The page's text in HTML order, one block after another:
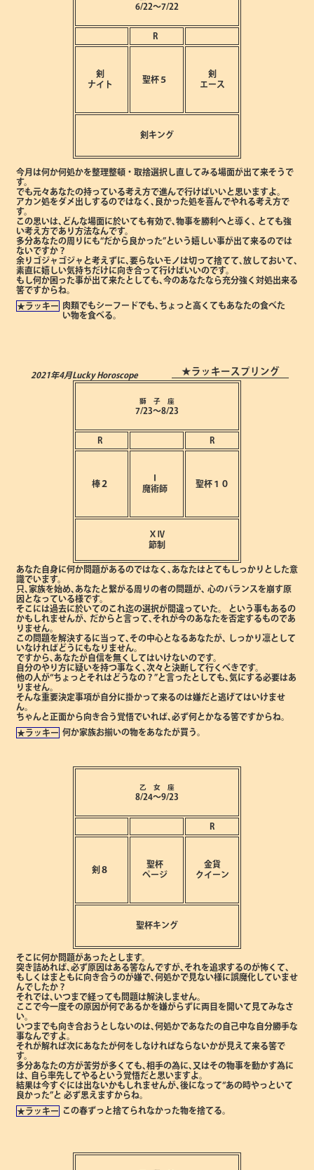
6/22～7/22
R
剣
ナイト
聖杯５
剣
エース
剣キング
今月は何か何処かを整理整頓・取捨選択し直してみる場面が出て来そうで
す。
でも元々あなたの持っている考え方で進んで行けばいいと思いますよ。
アカン処をダメ出しするのではなく､良かった処を喜んでやれる考え方で
す。
この思いは､どんな場面に於いても有効で､物事を勝利へと導く､
とても強
い考え方であり方法なんです。
多分あなたの周りにも“だから良かった”という嬉しい事が出て来るのでは
ないですか？
余りゴジャゴジャと考えずに､要らないモノは切って捨てて､放しておいて､
素直に嬉しい気持ちだけに向き合って行けばいいのです。
もし何か困った事が出て来たとしても､今のあなたなら充分強く対処出来る
筈ですからね。
★ラッキー 肉類でもシーフードでも､ちょっと高くてもあなたの食べた
い物を食べる。
2021年4月Lucky Horoscope ★ラッキースプリング
獅 子 座
7/23～8/23
R R
棒２
魔術師
聖杯１０
ⅩⅣ
節制
あなた自身に何か問題があるのではなく､あなたはとてもしっかりとした意
識でいます。
只､家族を始め､あなたと繋がる周りの者の問題が､ 心のバランスを崩す原
因となっている様です。
そこには過去に於いてのこれ迄の選択が間違っていた。
という事もあるの
かもしれませんが､
だからと言って､それが今のあなたを否定するものであ
りません。
この問題を解決するに当って､その中心となるあなたが､
しっかり凛として
いなければどうにもなりません。
ですから､あなたが自信を無くしてはいけないのです。
自分のやり方に疑いを持つ事なく､次々と決断して行くべきです。
他の人が“ちょっとそれはどうなの？”と言ったとしても､気にする必要はあ
りません。
そんな重要決定事項が自分に掛かって来るのは嫌だと逃げてはいけませ
ん。
ちゃんと正面から向き合う覚悟でいれば､必ず何とかなる筈ですからね。
★ラッキー 何か家族お揃いの物をあなたが買う。
乙 女 座
8/24～9/23
R
剣８
聖杯
ページ
金貨
クイーン
聖杯キング
そこに何か問題があったとします。
突き詰めれば､必ず原因はある筈なんですが､それを追求するのが怖くて､
もしくはまともに向き合うのが嫌で､何処かで見ない様に誤魔化していませ
んでしたか？
それでは､いつまで経っても問題は解決しません。
ここで今一度その原因が何であるかを嫌がらずに両目を開いて見てみなさ
い。
いつまでも向き合おうとしないのは､何処かであなたの自己中な自分勝手な
事なんですよ。
それが解れば次にあなたが何をしなければならないかが見えて来る筈で
す。
多分あなたの方が苦労が多くても､相手の為に､又はその物事を動かす為に
は､
自ら率先してやるという覚悟だと思いますよ。
結果は今すぐには出ないかもしれませんが､後になって“あの時やっといて
良かった”と 必ず思えますからね。
★ラッキー この春ずっと捨てられなかった物を捨てる。